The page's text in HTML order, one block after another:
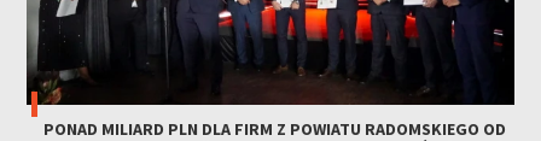
PONAD MILIARD PLN DLA FIRM Z POWIATU RADOMSKIEGO OD